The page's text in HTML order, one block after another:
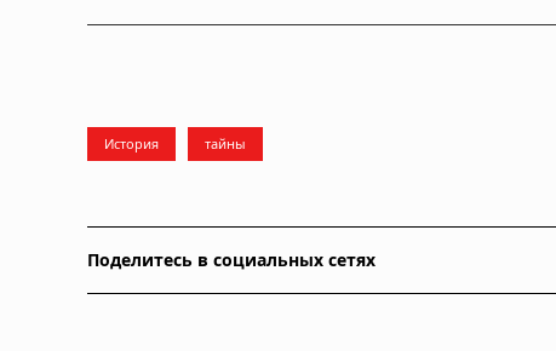
История тайны
Поделитесь в социальных сетях